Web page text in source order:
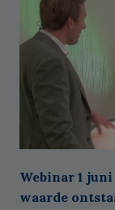
Webinar 1
waarde